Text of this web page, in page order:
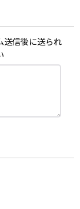
送信後に送られ